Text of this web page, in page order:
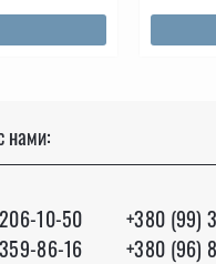
нами:
10-50
+380 (99)
86-16
+380 (96)